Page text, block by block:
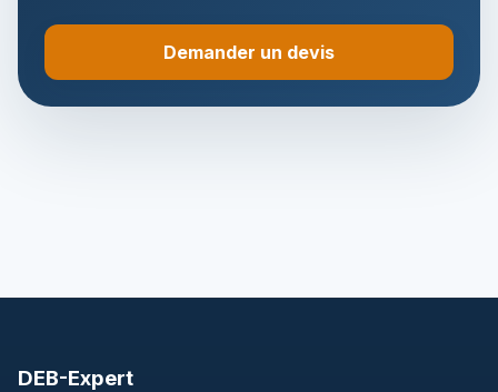
Demander un devis
DEB-Expert